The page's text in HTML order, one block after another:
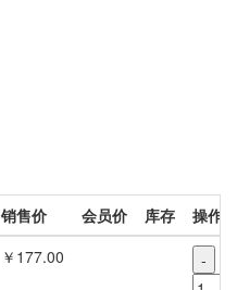
销售价 会员价 库存
操作
￥177.00 -